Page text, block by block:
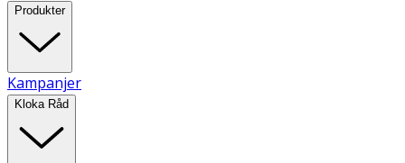
Produkter
Kampanjer
Kloka Råd